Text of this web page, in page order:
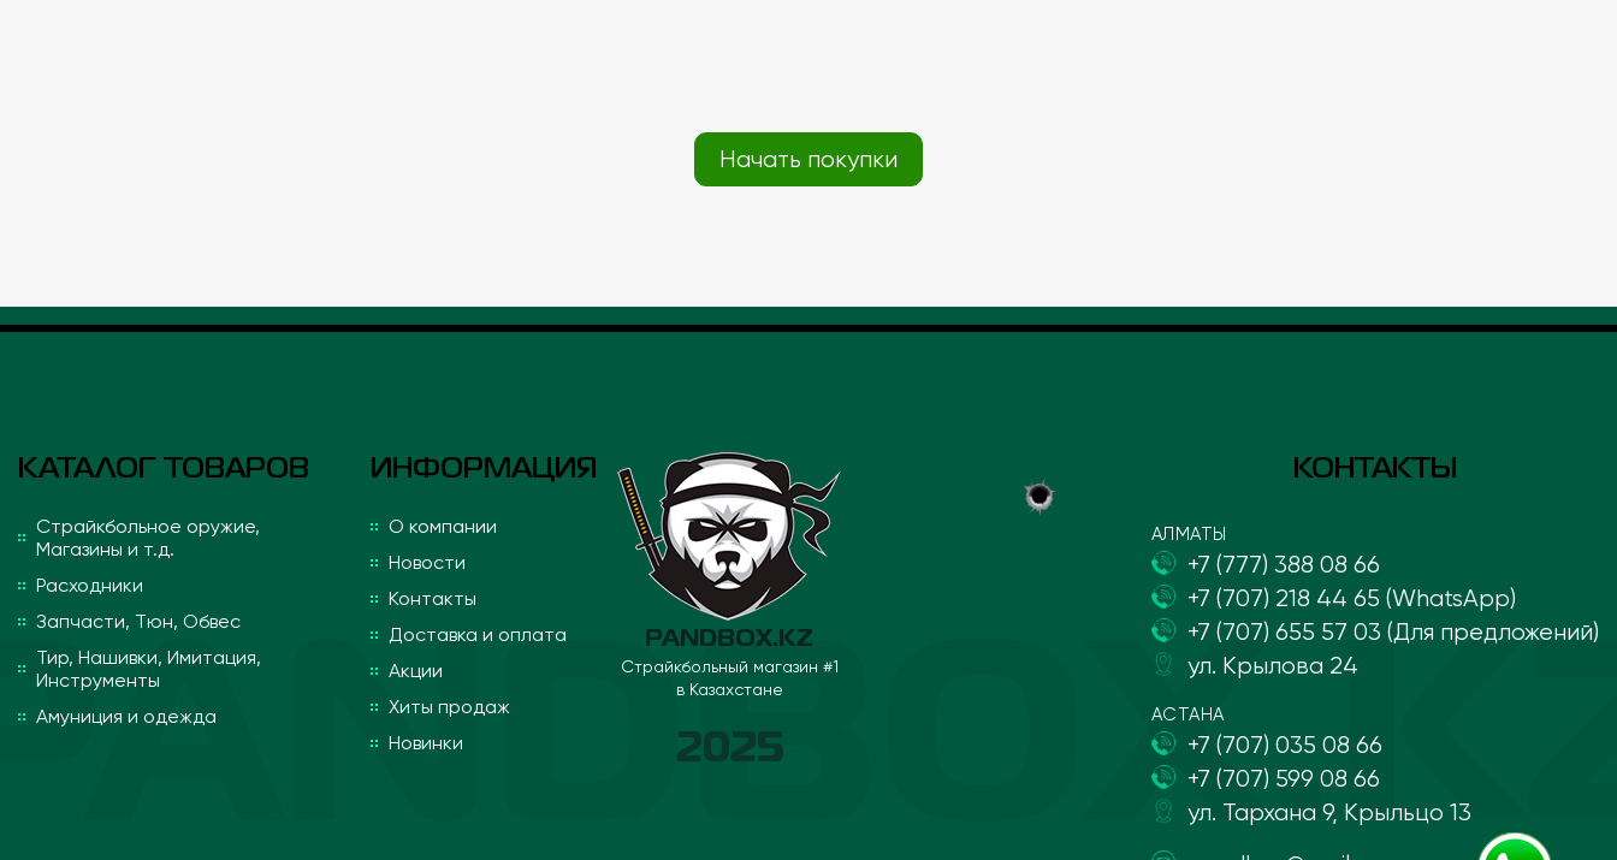
Начать покупки
КАТАЛОГ ТОВАРОВ
Страйкбольное оружие,
Магазины и т.д.
Расходники
Запчасти, Тюн, Обвес
Тир, Нашивки, Имитация,
Инструменты
Амуниция и одежда
ИНФОРМАЦИЯ
О компании
Новости
Контакты
Доставка и оплата
Акции
Хиты продаж
Новинки
PANDBOX.KZ
Страйкбольный магазин #1
в Казахстане
2025
КОНТАКТЫ
АЛМАТЫ
+7 (777) 388 08 66
+7 (707) 218 44 65 (WhatsApp)
+7 (707) 655 57 03 (Для предложений)
ул. Крылова 24
АСТАНА
+7 (707) 035 08 66
+7 (707) 599 08 66
ул. Тархана 9, Крыльцо 13